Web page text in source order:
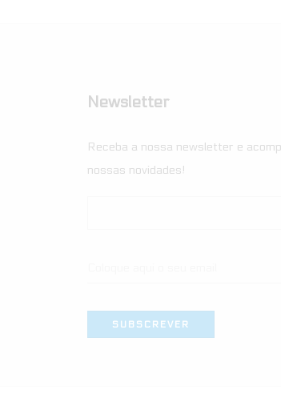
Newsletter
Receba a nossa newsletter e
nossas novidades!